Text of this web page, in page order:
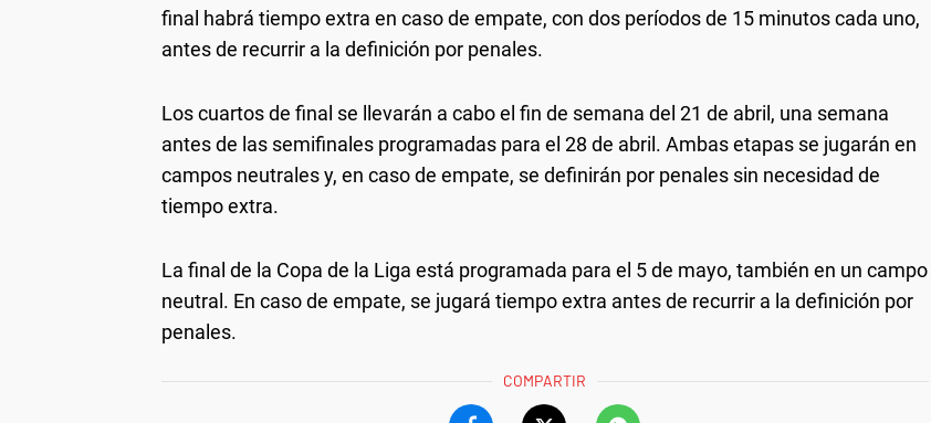
final habrá tiempo extra en caso de empate, con dos períodos de 15 minutos cada uno,
antes de recurrir a la definición por penales.
Los cuartos de final se llevarán a cabo el fin de semana del 21 de abril, una semana
antes de las semifinales programadas para el 28 de abril. Ambas etapas se jugarán en
campos neutrales y, en caso de empate, se definirán por penales sin necesidad de
tiempo extra.
La final de la Copa de la Liga está programada para el 5 de mayo, también en un campo
neutral. En caso de empate, se jugará tiempo extra antes de recurrir a la definición por
penales.
COMPARTIR